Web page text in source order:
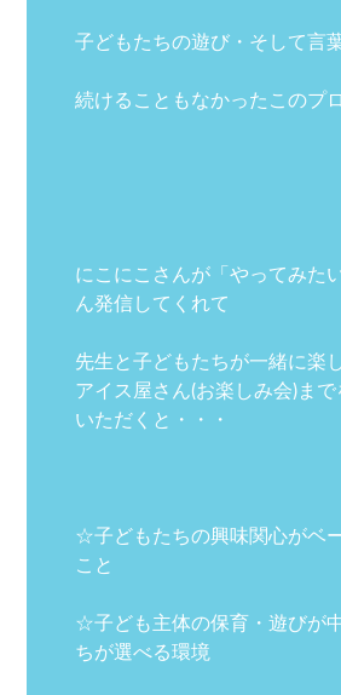
子どもたちの遊び・そして言
続けることもなかったこのプ
にこにこさんが「やってみた
ん発信してくれて
先生と子どもたちが一緒に楽
アイス屋さん(お楽しみ会)ま
いただくと・・・
☆子どもたちの興味関心がベ
こと
☆子ども主体の保育・遊びが
ちが選べる環境